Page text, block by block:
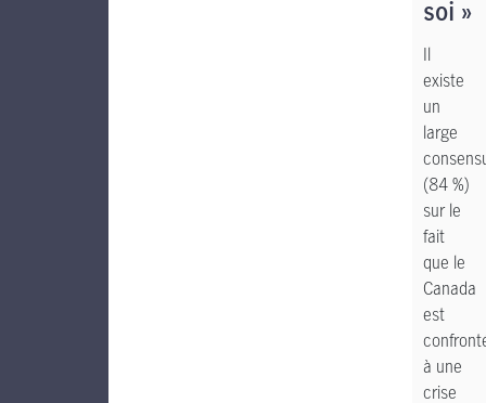
soi »
Il
existe
un
large
(84 %)
sur le
fait
que le
Canada
est
à une
crise